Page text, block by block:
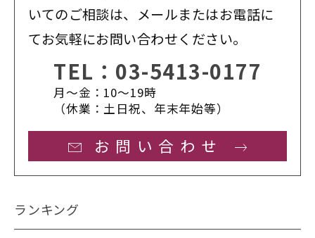
いてのご相談は、メールまたはお電話に
てお気軽にお問い合わせください。
TEL： 03-5413-0177
月〜金：10〜19時
（休業：土日祝、年末年始等）
お問い合わせ
ランキング